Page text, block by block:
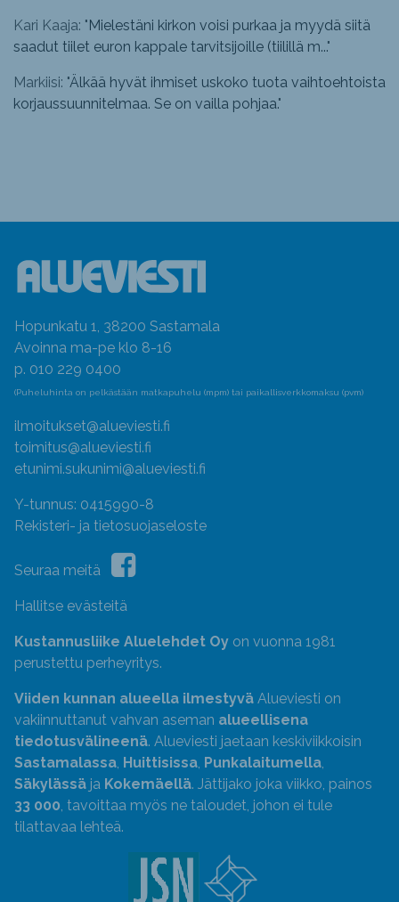
Kari Kaaja: " Mielestäni kirkon voisi purkaa ja myydä siitä
saadut tiilet euron kappale tarvitsijoille (tiilillä m..."
Markiisi: "Älkää hyvät ihmiset uskoko tuota vaihtoehtoista
korjaussuunnitelmaa. Se on vailla pohjaa."
Hopunkatu 1, 38200 Sastamala
Avoinna ma-pe klo 8-16
p. 010 229 0400
(Puheluhinta on pelkästään matkapuhelu (mpm) tai paikallisverkkomaksu (pvm)
ilmoitukset@alueviesti.fi
toimitus@alueviesti.fi
etunimi.sukunimi@alueviesti.fi
Y-tunnus: 0415990-8
Rekisteri- ja tietosuojaseloste
Seuraa meitä
Hallitse evästeitä
Kustannusliike Aluelehdet Oy on vuonna 1981
perustettu perheyritys.
Viiden kunnan alueella ilmestyvä Alueviesti on
vakiinnuttanut vahvan aseman alueellisena
tiedotusvälineenä. Alueviesti jaetaan keskiviikkoisin
Sastamalassa, Huittisissa, Punkalaitumella,
Säkylässä ja Kokemäellä. Jättijako joka viikko, painos
33 000, tavoittaa myös ne taloudet, johon ei tule
tilattavaa lehteä.